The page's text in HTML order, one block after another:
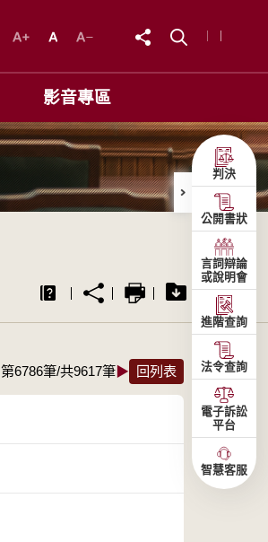
影音專區
第6786筆/共9617筆▶ 回列表
判決
公開書狀
言詞辯論
或說明會
進階查詢
法令查詢
電子訴訟
平台
智慧客服